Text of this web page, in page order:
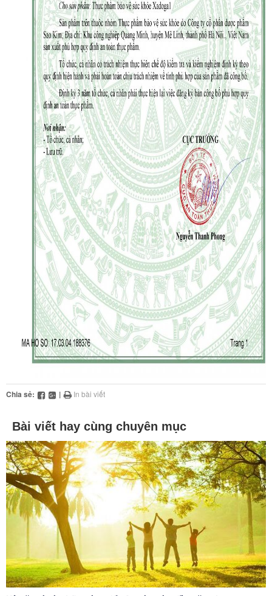
Chia sẻ: | In bài viết
Bài viết hay cùng chuyên mục